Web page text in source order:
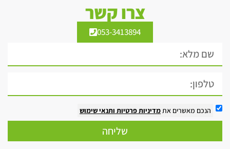
צרו קשר
053-3413894
הנכם מאשרים אתמדיניות פרטיות ותנאי שימוש
שליחה